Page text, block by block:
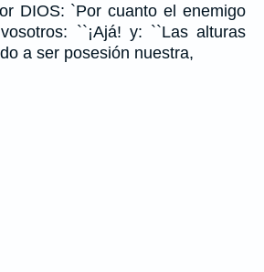
DIOS: `Por cuanto el enemigo
``¡Ajá! y: ``Las alturas
a ser posesión nuestra,